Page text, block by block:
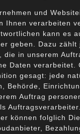
und
Ihnen verarbeiten
kann es
geben. Dazu zählt
die in unserem
Daten verarbeitet.
gesagt: jede
Behörde,
Auftrag
Auftragsverarbeiter.
können folglich